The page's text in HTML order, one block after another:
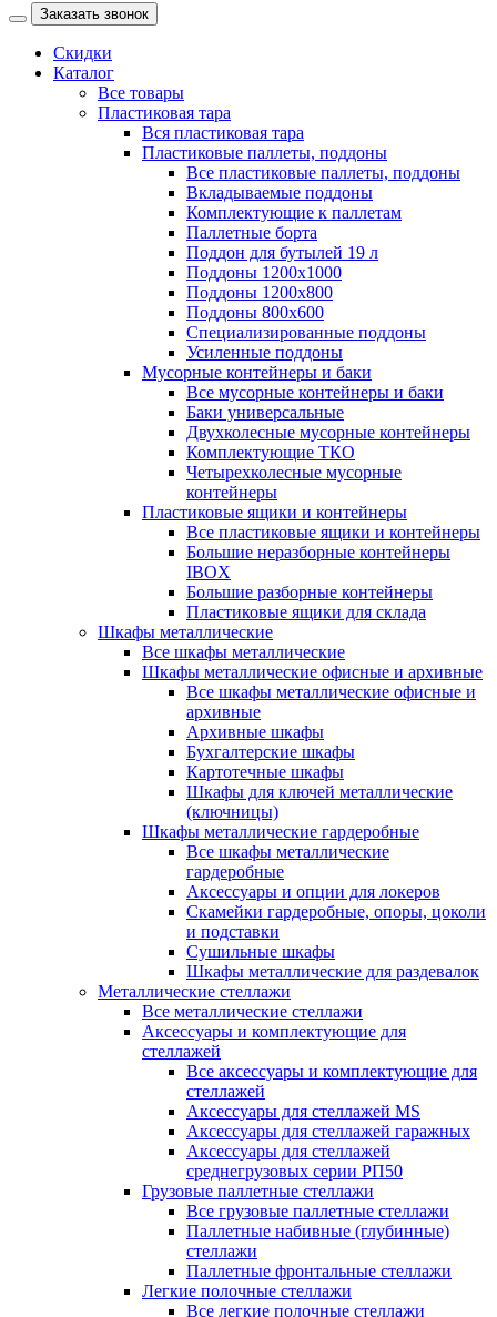
Заказать звонок
Скидки
Каталог
Все товары
Пластиковая тара
Вся пластиковая тара
Пластиковые паллеты, поддоны
Все пластиковые паллеты, поддоны
Вкладываемые поддоны
Комплектующие к паллетам
Паллетные борта
Поддон для бутылей 19 л
Поддоны 1200х1000
Поддоны 1200х800
Поддоны 800х600
Специализированные поддоны
Усиленные поддоны
Мусорные контейнеры и баки
Все мусорные контейнеры и баки
Баки универсальные
Двухколесные мусорные контейнеры
Комплектующие ТКО
Четырехколесные мусорные
контейнеры
Пластиковые ящики и контейнеры
Все пластиковые ящики и контейнеры
Большие неразборные контейнеры
IBOX
Большие разборные контейнеры
Пластиковые ящики для склада
Шкафы металлические
Все шкафы металлические
Шкафы металлические офисные и архивные
Все шкафы металлические офисные и
архивные
Архивные шкафы
Бухгалтерские шкафы
Картотечные шкафы
Шкафы для ключей металлические
(ключницы)
Шкафы металлические гардеробные
Все шкафы металлические
гардеробные
Аксессуары и опции для локеров
Скамейки гардеробные, опоры, цоколи
и подставки
Сушильные шкафы
Шкафы металлические для раздевалок
Металлические стеллажи
Все металлические стеллажи
Аксессуары и комплектующие для
стеллажей
Все аксессуары и комплектующие для
стеллажей
Аксессуары для стеллажей MS
Аксессуары для стеллажей гаражных
Аксессуары для стеллажей
среднегрузовых серии РП50
Грузовые паллетные стеллажи
Все грузовые паллетные стеллажи
Паллетные набивные (глубинные)
стеллажи
Паллетные фронтальные стеллажи
Легкие полочные стеллажи
Все легкие полочные стеллажи